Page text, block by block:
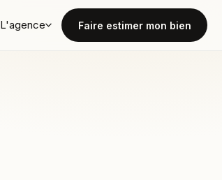
L'agence Faire estimer mon bien